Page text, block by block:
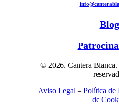
Blog
© 2026. Cantera Blanca.
Aviso Legal – Política de
de